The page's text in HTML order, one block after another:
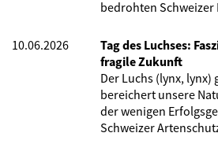
bedrohten Schweizer
10.06.2026
Tag des Luchses:
fragile Zukunft
Der Luchs (lynx, lynx)
bereichert unsere
der wenigen
Schweizer